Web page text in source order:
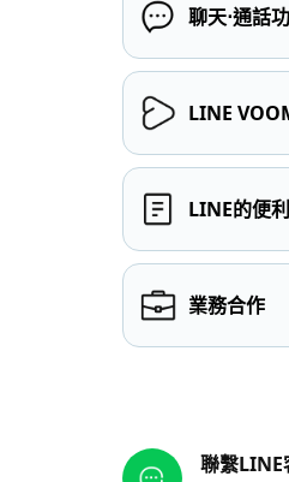
聊天⋅通話
LINE
LINE的便
業務合作
聯繫LINE